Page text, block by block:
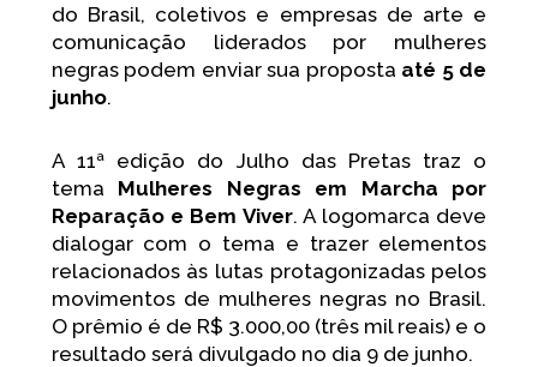
do Brasil, coletivos e empresas de arte e
comunicação liderados por mulheres
negras podem enviar sua proposta até 5 de
junho.
A 11ª edição do Julho das Pretas traz o
tema Mulheres Negras em Marcha por
Reparação e Bem Viver. A logomarca deve
dialogar com o tema e trazer elementos
relacionados às lutas protagonizadas pelos
movimentos de mulheres negras no Brasil.
O prêmio é de R$ 3.000,00 (três mil reais) e o
resultado será divulgado no dia 9 de junho.